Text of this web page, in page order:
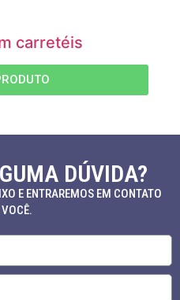
carretéis
DÚVIDA?
E ENTRAREMOS EM CONTATO